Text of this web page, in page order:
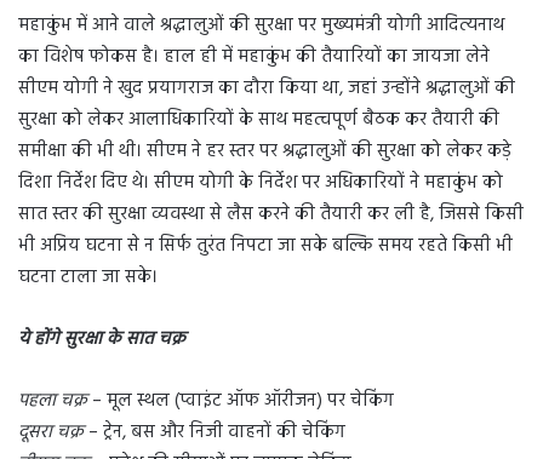
महाकुंभ में आने वाले श्रद्धालुओं की सुरक्षा पर मुख्यमंत्री योगी आदित्यनाथ
का विशेष फोकस है। हाल ही में महाकुंभ की तैयारियों का जायजा लेने
सीएम योगी ने खुद प्रयागराज का दौरा किया था, जहां उन्होंने श्रद्धालुओं की
सुरक्षा को लेकर आलाधिकारियों के साथ महत्वपूर्ण बैठक कर तैयारी की
समीक्षा की भी थी। सीएम ने हर स्तर पर श्रद्धालुओं की सुरक्षा को लेकर कड़े
दिशा निर्देश दिए थे। सीएम योगी के निर्देश पर अधिकारियों ने महाकुंभ को
सात स्तर की सुरक्षा व्यवस्था से लैस करने की तैयारी कर ली है, जिससे किसी
भी अप्रिय घटना से न सिर्फ तुरंत निपटा जा सके बल्कि समय रहते किसी भी
घटना टाला जा सके।
ये होंगे सुरक्षा के सात चक्र
पहला चक्र– मूल स्थल (प्वाइंट ऑफ ऑरीजन) पर चेकिंग
दूसरा चक्र– ट्रेन, बस और निजी वाहनों की चेकिंग